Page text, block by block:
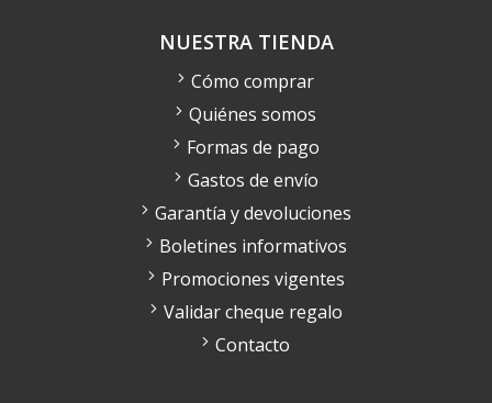
NUESTRA TIENDA
Cómo comprar
Quiénes somos
Formas de pago
Gastos de envío
Garantía y devoluciones
Boletines informativos
Promociones vigentes
Validar cheque regalo
Contacto